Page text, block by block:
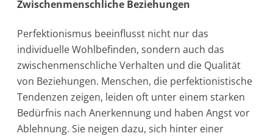
Zwischenmenschliche Beziehungen
Perfektionismus beeinflusst nicht nur das
individuelle Wohlbefinden, sondern auch das
zwischenmenschliche Verhalten und die Qualität
von Beziehungen. Menschen, die perfektionistische
Tendenzen zeigen, leiden oft unter einem starken
Bedürfnis nach Anerkennung und haben Angst vor
Ablehnung. Sie neigen dazu, sich hinter einer